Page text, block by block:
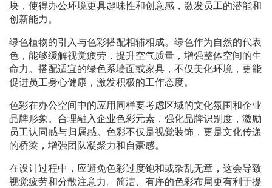
块，使得办公环境更具趣味性和创意感，激发员工的潜能和
创新能力。
绿色植物的引入与色彩搭配相辅相成。绿色作为自然的代表
色，能够缓解视觉疲劳，提升空气质量，增强整体空间的生
命力。搭配适宜的绿色系墙面或家具，不仅美化环境，更能
促进员工身心健康，激发积极的工作态度。
色彩在办公空间中的应用同样要考虑区域的文化氛围和企业
品牌形象。合理融入企业色彩元素，强化品牌识别度，激励
员工认同感与归属感。色彩不仅是视觉装饰，更是文化传递
的桥梁，增强团队凝聚力和自豪感。
在设计过程中，应避免色彩过度饱和或杂乱无章，这会导致
视觉疲劳和分散注意力。简洁、有序的色彩布局更有利于提